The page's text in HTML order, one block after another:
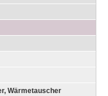
Wärmetauscher